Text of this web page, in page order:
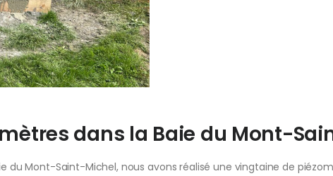
dans la Baie du Mont-
du Mont-Saint-Michel, nous avons réalisé une vingtaine de